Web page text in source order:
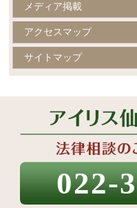
メディア掲載
アクセスマップ
サイトマップ
022-